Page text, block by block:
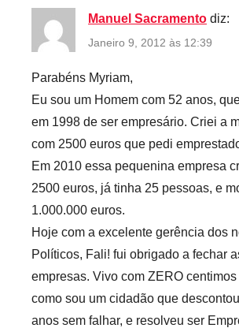
Manuel Sacramento diz:
Janeiro 9, 2012 às 12:39
Parabéns Myriam,
Eu sou um Homem com 52 anos,
em 1998 de ser empresário. Criei a
com 2500 euros que pedi
Em 2010 essa pequenina empresa
2500 euros, já tinha 25 pessoas, e
1.000.000 euros.
Hoje com a excelente gerência dos
Políticos, Fali! fui obrigado a fechar
empresas. Vivo com ZERO
como sou um cidadão que
anos sem falhar, e resolveu ser